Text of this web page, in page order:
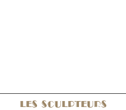
LES SCULPTEURS